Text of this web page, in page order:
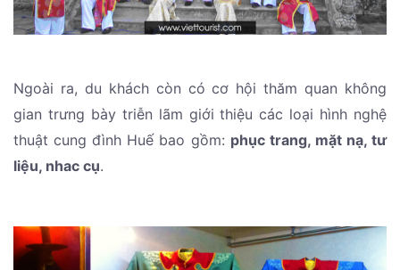
Ngoài ra, du khách còn có cơ hội thăm quan không
gian trưng bày triễn lãm giới thiệu các loại hình nghệ
thuật cung đình Huế bao gồm: phục trang, mặt nạ, tư
liệu, nhac cụ.